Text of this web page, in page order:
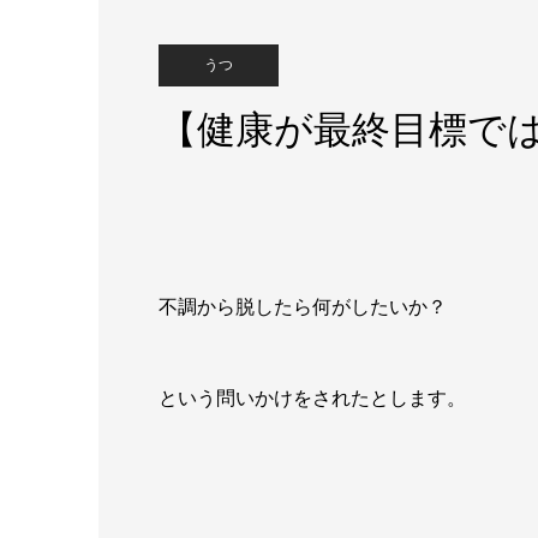
うつ
【健康が最終目標で
不調から脱したら何がしたいか？
という問いかけをされたとします。